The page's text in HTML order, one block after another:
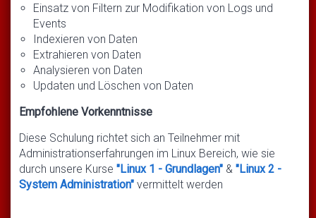
Einsatz von Filtern zur Modifikation von Logs und
Events
Indexieren von Daten
Extrahieren von Daten
Analysieren von Daten
Updaten und Löschen von Daten
Empfohlene Vorkenntnisse
Diese Schulung richtet sich an Teilnehmer mit
Administrationserfahrungen im Linux Bereich, wie sie
durch unsere Kurse "Linux 1 - Grundlagen" & "Linux 2 -
System Administration" vermittelt werden